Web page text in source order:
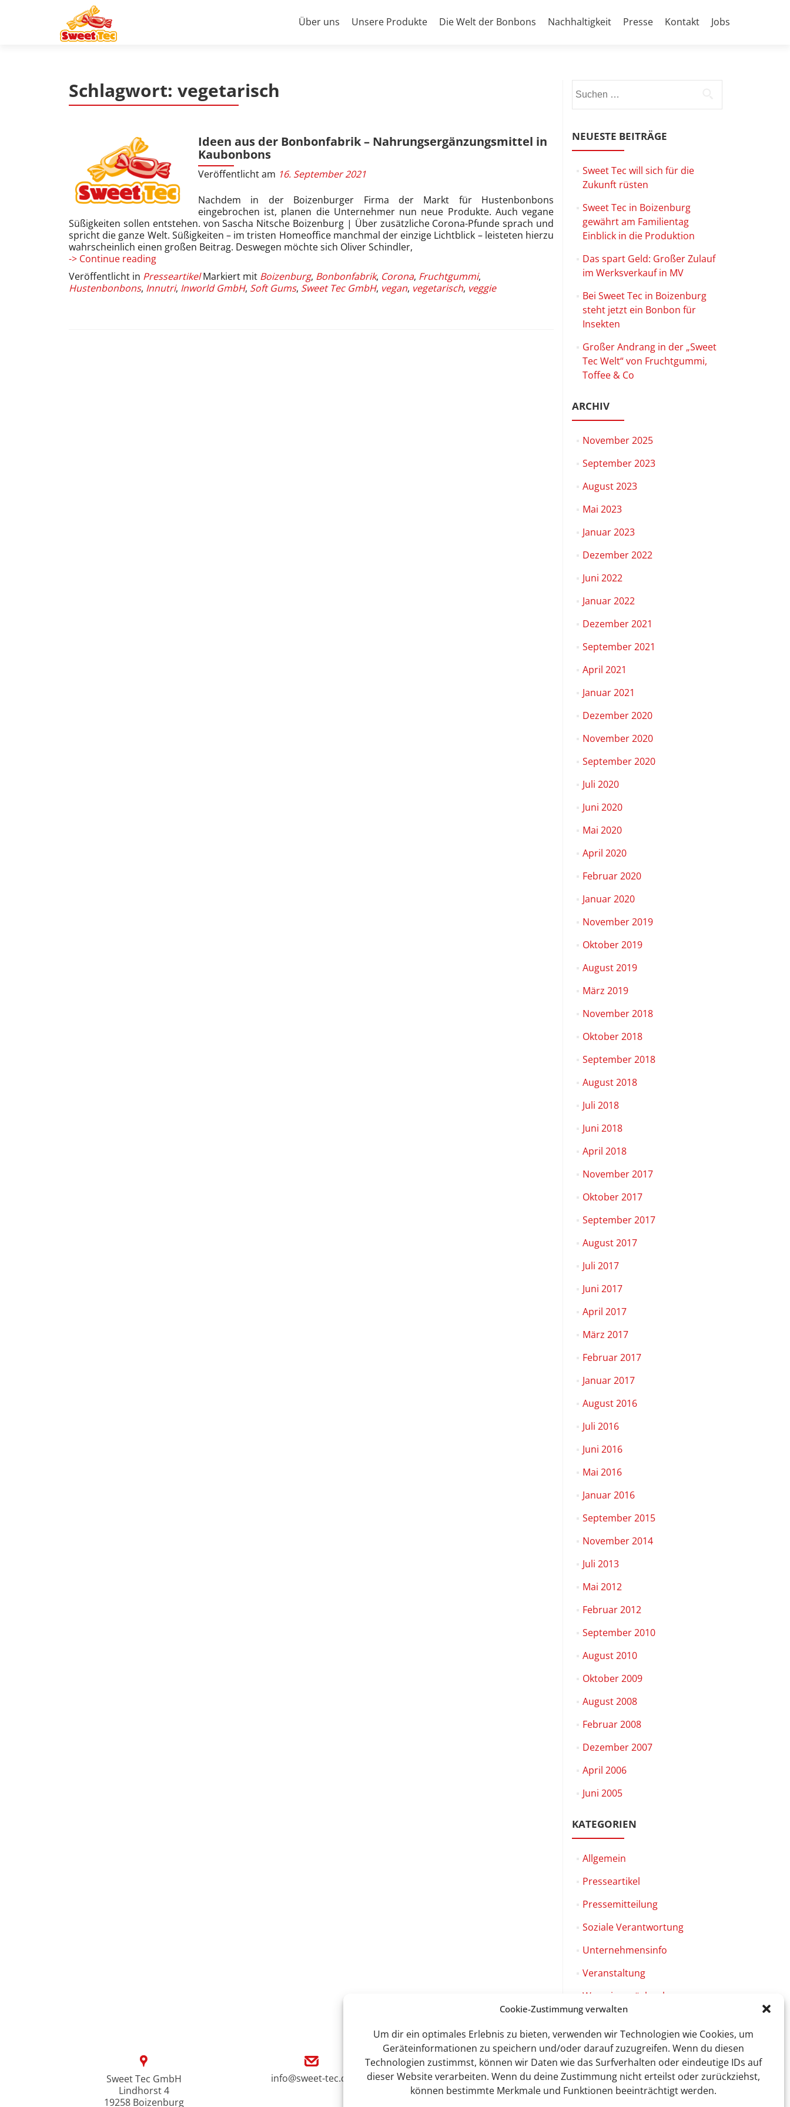
Cookie-Zustimmung verwalten
Um dir ein optimales Erlebnis zu bieten, verwenden wir Technologien wie Cookies, um
Geräteinformationen zu speichern und/oder darauf zuzugreifen. Wenn du diesen
Technologien zustimmst, können wir Daten wie das Surfverhalten oder eindeutige IDs auf
dieser Website verarbeiten. Wenn du deine Zustimmung nicht erteilst oder zurückziehst,
können bestimmte Merkmale und Funktionen beeinträchtigt werden.
Menü
Über uns Unsere Produkte Die Welt der Bonbons Nachhaltigkeit Presse Kontakt Jobs
Schlagwort: vegetarisch
Ideen aus der Bonbonfabrik – Nahrungsergänzungsmittel in
Kaubonbons
Veröffentlicht am 16. September 2021
Nachdem in der Boizenburger Firma der Markt für Hustenbonbons
eingebrochen ist, planen die Unternehmer nun neue Produkte. Auch vegane
Süßigkeiten sollen entstehen. von Sascha Nitsche Boizenburg | Über zusätzliche Corona-Pfunde sprach und
spricht die ganze Welt. Süßigkeiten – im tristen Homeoffice manchmal der einzige Lichtblick – leisteten hierzu
wahrscheinlich einen großen Beitrag. Deswegen möchte sich Oliver Schindler,
-> Continue readingIdeen
der
Bonbonfabrik
Veröffentlicht in Presseartikel Markiert mit Boizenburg, Bonbonfabrik, Corona, Fruchtgummi,
Hustenbonbons, Innutri, Inworld GmbH, Soft Gums, Sweet Tec GmbH, vegan, vegetarisch, veggie
nach:
NEUESTE BEITRÄGE
Sweet Tec will sich für die
Zukunft rüsten
Sweet Tec in Boizenburg
gewährt am Familientag
Einblick in die Produktion
Das spart Geld: Großer Zulauf
im Werksverkauf in MV
Bei Sweet Tec in Boizenburg
steht jetzt ein Bonbon für
Insekten
Großer Andrang in der „Sweet
Tec Welt“ von Fruchtgummi,
Toffee & Co
ARCHIV
November 2025
September 2023
August 2023
Mai 2023
Januar 2023
Dezember 2022
Juni 2022
Januar 2022
Dezember 2021
September 2021
April 2021
Januar 2021
Dezember 2020
November 2020
September 2020
Juli 2020
Juni 2020
Mai 2020
April 2020
Februar 2020
Januar 2020
November 2019
Oktober 2019
August 2019
März 2019
November 2018
Oktober 2018
September 2018
August 2018
Juli 2018
Juni 2018
April 2018
November 2017
Oktober 2017
September 2017
August 2017
Juli 2017
Juni 2017
April 2017
März 2017
Februar 2017
Januar 2017
August 2016
Juli 2016
Juni 2016
Mai 2016
Januar 2016
September 2015
November 2014
Juli 2013
Mai 2012
Februar 2012
September 2010
August 2010
Oktober 2009
August 2008
Februar 2008
Dezember 2007
April 2006
Juni 2005
KATEGORIEN
Allgemein
Presseartikel
Pressemitteilung
Soziale Verantwortung
Unternehmensinfo
Veranstaltung
Was wir zurück geben
Sweet Tec GmbH
Lindhorst 4
19258 Boizenburg
info@sweet-tec.de +49(0) 3 88 47 / 342 - 0
Facebook-
Link
© 2026 by Sweet Tec GmbH